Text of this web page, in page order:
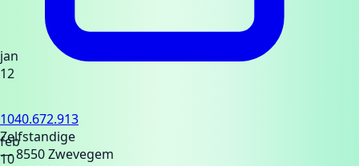
jan
12
feb
10
1040.672.913
Zelfstandige
— 8550 Zwevegem